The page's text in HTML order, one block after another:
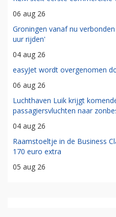
06 aug 26
Groningen vanaf nu
uur rijden'
04 aug 26
easyJet wordt overgenomen
06 aug 26
Luchthaven Luik krijgt
passagiersvluchten naar
04 aug 26
Raamstoeltje in de Business
170 euro extra
05 aug 26